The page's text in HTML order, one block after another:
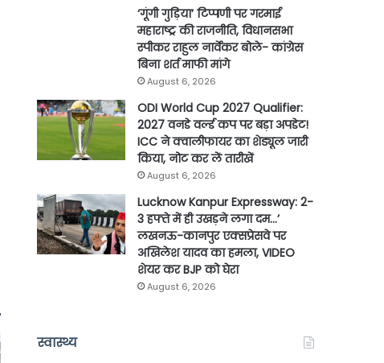
‘गूंगी गुड़िया’ टिप्पणी पर गरमाई
महाराष्ट्र की राजनीति, विधानसभा
स्पीकर राहुल नार्वेकर बोले- कांग्रेस
बिना शर्त माफी मांगे
August 6, 2026
ODI World Cup 2027 Qualifier:
2027 वनडे वर्ल्ड कप पर बड़ा अपडेट!
ICC ने क्वालीफायर का शेड्यूल जारी
किया, नोट कर लें तारीखें
August 6, 2026
Lucknow Kanpur Expressway: 2-
3 हफ्ते में ही उखड़ने लगा दम…’
लखनऊ-कानपुर एक्सप्रेसवे पर
अखिलेश यादव का हमला, VIDEO
शेयर कर BJP को घेरा
August 6, 2026
स्वास्थ्य